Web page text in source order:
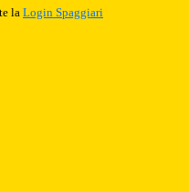
la Login Spaggiari